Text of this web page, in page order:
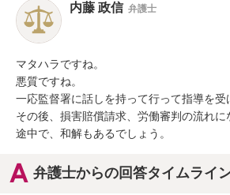
内藤 政信 弁護士
マタハラですね。
悪質ですね。
一応監督署に話しを持って行って指導を受
その後、損害賠償請求、労働審判の流れに
途中で、和解もあるでしょう。
弁護士からの回答タイムライ